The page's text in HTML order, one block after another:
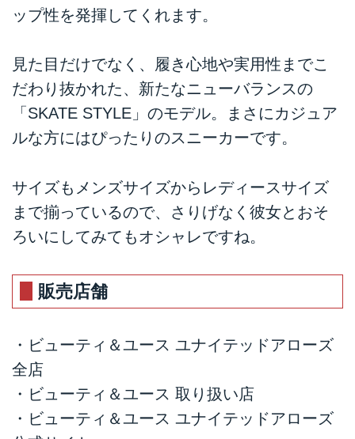
ップ性を発揮してくれます。
見た目だけでなく、履き心地や実用性までこ
だわり抜かれた、新たなニューバランスの
「SKATE STYLE」のモデル。まさにカジュア
ルな方にはぴったりのスニーカーです。
サイズもメンズサイズからレディースサイズ
まで揃っているので、さりげなく彼女とおそ
ろいにしてみてもオシャレですね。
販売店舗
・ビューティ＆ユース ユナイテッドアローズ
全店
・ビューティ＆ユース 取り扱い店
・ビューティ＆ユース ユナイテッドアローズ